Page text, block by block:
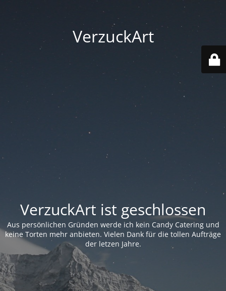
VerzuckArt
VerzuckArt ist geschlossen
Aus persönlichen Gründen werde ich kein Candy Catering und
keine Torten mehr anbieten. Vielen Dank für die tollen Aufträge
der letzen Jahre.